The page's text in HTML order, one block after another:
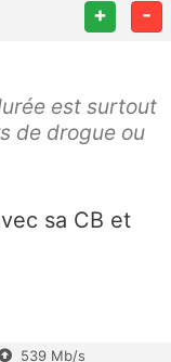
+ -
est surtout
de drogue ou
sa CB et
539 Mb/s